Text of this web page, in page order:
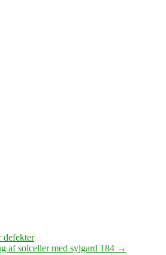
defekter
af solceller med sylgard 184 →